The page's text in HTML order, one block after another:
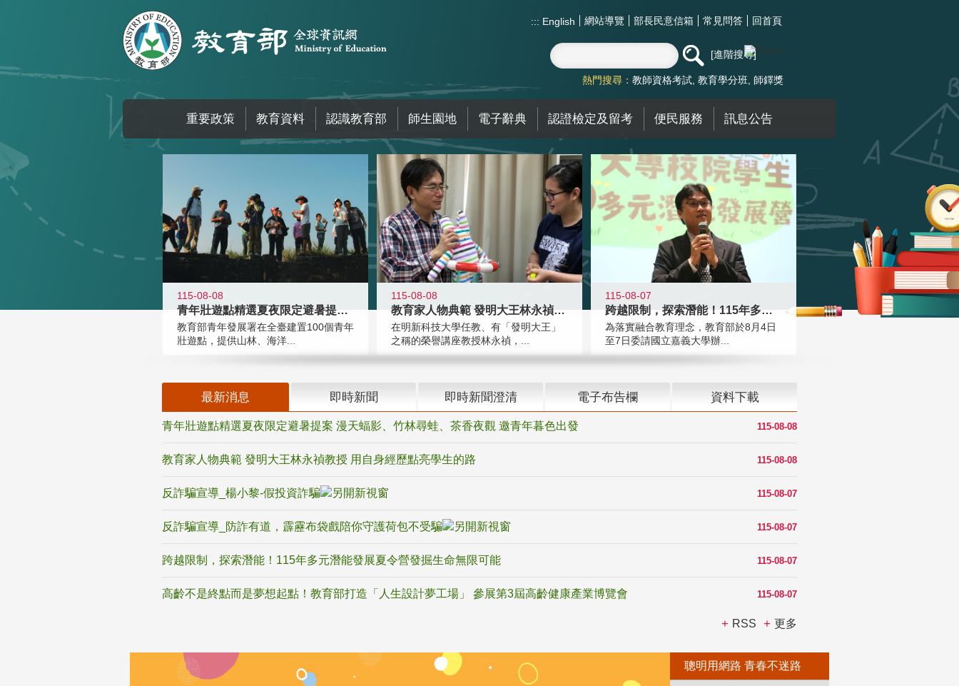
::: English 網站導覽 部長民意信箱 常見問答 回首頁
進階搜尋
熱門搜尋： 教師資格考試 教育學分班 師鐸獎
重要政策 教育資料 認識教育部 師生園地 電子辭典 認證檢定及留考 便民服務 訊息公告
:::
115-08-08
青年壯遊點精選夏夜限定避暑提案 漫
教育部青年發展署在全臺建置100個青年
壯遊點，提供山林、海洋...
115-08-08
教育家人物典範 發明大王林永禎教授
在明新科技大學任教、有「發明大王」
之稱的榮譽講座教授林永禎，...
115-08-07
跨越限制，探索潛能！115年多元潛
為落實融合教育理念，教育部於8月4日
至7日委請國立嘉義大學辦...
最新消息 即時新聞 即時新聞澄清 電子布告欄 資料下載
115-08-08
青年壯遊點精選夏夜限定避暑提案 漫天蝠影、竹林尋蛙、茶香夜觀 邀青年暮色出發
115-08-08
教育家人物典範 發明大王林永禎教授 用自身經歷點亮學生的路
115-08-07
反詐騙宣導_楊小黎-假投資詐騙
115-08-07
反詐騙宣導_防詐有道，霹靂布袋戲陪你守護荷包不受騙
115-08-07
跨越限制，探索潛能！115年多元潛能發展夏令營發掘生命無限可能
115-08-07
高齡不是終點而是夢想起點！教育部打造「人生設計夢工場」 參展第3屆高齡健康產業博覽會
RSS 更多
聰明用網路 青春不迷路